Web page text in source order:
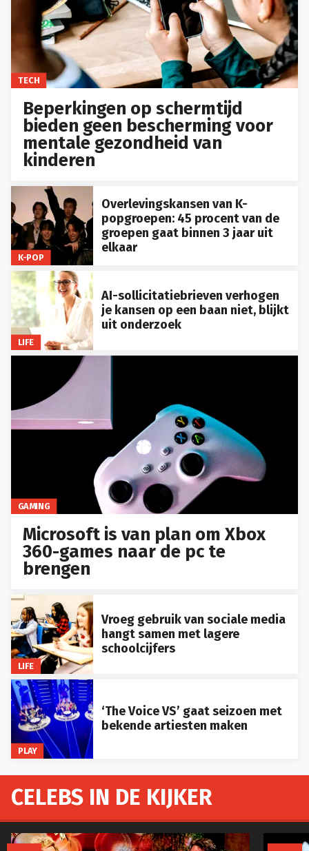
TECH
Beperkingen op schermtijd
bieden geen bescherming voor
mentale gezondheid van
kinderen
K-POP
Overlevingskansen van K-
popgroepen: 45 procent van de
groepen gaat binnen 3 jaar uit
elkaar
LIFE
AI-sollicitatiebrieven verhogen
je kansen op een baan niet, blijkt
uit onderzoek
GAMING
Microsoft is van plan om Xbox
360-games naar de pc te
brengen
LIFE
Vroeg gebruik van sociale media
hangt samen met lagere
schoolcijfers
PLAY
‘The Voice VS’ gaat seizoen met
bekende artiesten maken
CELEBS IN DE KIJKER